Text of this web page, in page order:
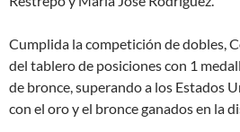
Cumplida la competición de dobles,
del tablero de posiciones con 1
de bronce, superando a los Estados
con el oro y el bronce ganados en la